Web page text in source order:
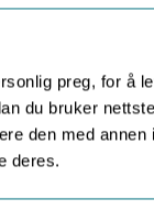
preg, for å
du bruker
den med
deres.